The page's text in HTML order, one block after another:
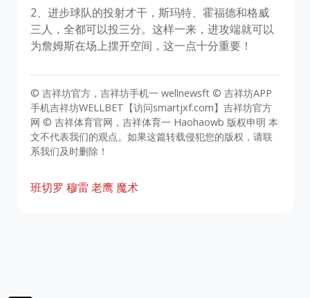
2、进步球队的投射才干，斯玛特、霍福德和格威
三人，全都可以投三分。这样一来，进攻端就可以
为詹姆斯在场上摆开空间，这一点十分重要！
© 吉祥坊官方，吉祥坊手机一 wellnewsft © 吉祥坊APP
手机吉祥坊WELLBET【访问smartjxf.com】吉祥坊官方
网 © 吉祥体育官网，吉祥体育一 Haohaowb 版权申明 本
文不代表我们的观点。如果这篇转载侵犯您的版权，请联
系我们及时删除！
班切罗 穆雷 老鹰 魔术